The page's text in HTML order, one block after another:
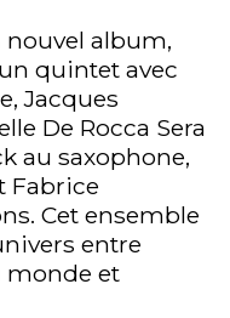
nouvel album,
quintet avec
Jacques
De Rocca Sera
au saxophone,
Fabrice
Cet ensemble
entre
monde et